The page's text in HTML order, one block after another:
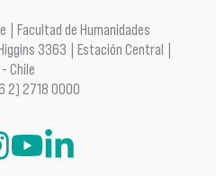
| Facultad de Humanidades
3363 | Estación Central |
Chile
2) 2718 0000